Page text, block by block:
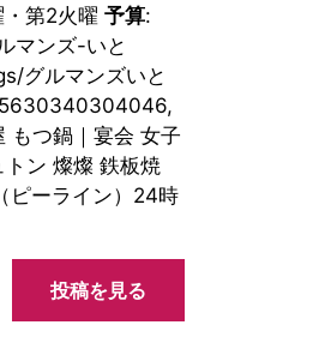
・第2火曜 予算:
マンズ-いと
グルマンズいと
つ鍋｜宴会 女子
ン 燦燦 鉄板焼
ピーライン）24時
投稿を見る